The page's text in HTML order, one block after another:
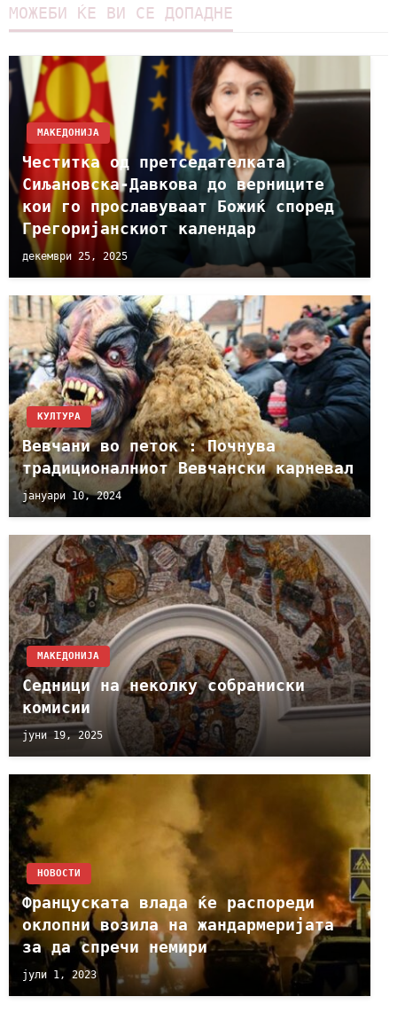
МОЖЕБИ ЌЕ ВИ СЕ ДОПАДНЕ
МАКЕДОНИЈА
Честитка од претседателката
Сиљановска-Давкова до верниците
кои го прославуваат Божиќ според
Грегоријанскиот календар
декември 25, 2025
КУЛТУРА
Вевчани во петок : Почнува
традиционалниот Вевчански карневал
јануари 10, 2024
МАКЕДОНИЈА
Седници на неколку собраниски
комисии
јуни 19, 2025
НОВОСТИ
Француската влада ќе распореди
оклопни возила на жандармеријата
за да спречи немири
јули 1, 2023